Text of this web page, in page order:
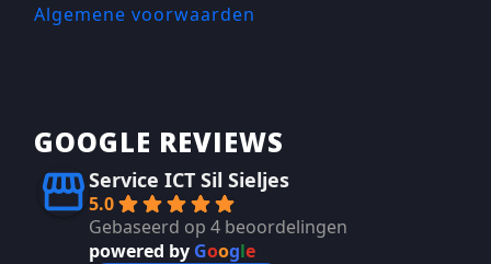
Algemene voorwaarden
GOOGLE REVIEWS
Service ICT Sil Sieljes
5.0
Gebaseerd op 4 beoordelingen
powered by Google